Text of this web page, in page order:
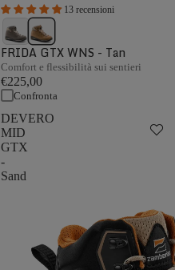
13 recensioni
FRIDA GTX WNS - Tan
Comfort e flessibilità sui sentieri
€225,00
Confronta
DEVERO
MID
GTX
-
Sand